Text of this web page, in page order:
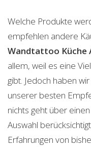
Welche Produkte
empfehlen andere
Wandtattoo Küche
allem, weil es eine
gibt. Jedoch haben
unserer besten
nichts geht über
Auswahl
Erfahrungen von